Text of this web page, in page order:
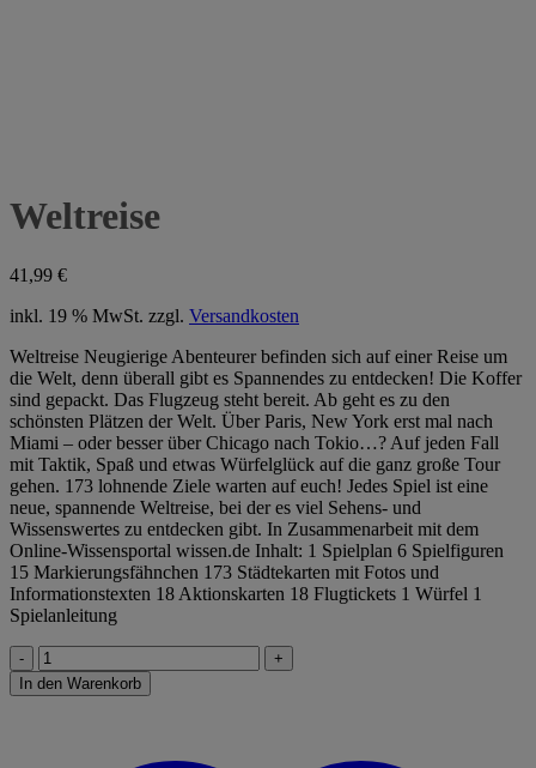
Weltreise
41,99 €
inkl. 19 % MwSt. zzgl. Versandkosten
Weltreise Neugierige Abenteurer befinden sich auf einer Reise um
die Welt, denn überall gibt es Spannendes zu entdecken! Die Koffer
sind gepackt. Das Flugzeug steht bereit. Ab geht es zu den
schönsten Plätzen der Welt. Über Paris, New York erst mal nach
Miami – oder besser über Chicago nach Tokio…? Auf jeden Fall
mit Taktik, Spaß und etwas Würfelglück auf die ganz große Tour
gehen. 173 lohnende Ziele warten auf euch! Jedes Spiel ist eine
neue, spannende Weltreise, bei der es viel Sehens- und
Wissenswertes zu entdecken gibt. In Zusammenarbeit mit dem
Online-Wissensportal wissen.de Inhalt: 1 Spielplan 6 Spielfiguren
15 Markierungsfähnchen 173 Städtekarten mit Fotos und
Informationstexten 18 Aktionskarten 18 Flugtickets 1 Würfel 1
Spielanleitung
Weltreise
Menge
In den Warenkorb